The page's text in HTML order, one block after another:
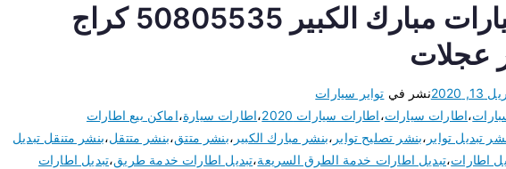
تبديل اطارات سيارات مبارك الكبير 50805535 كراج
عجلات
13, 2020 نشر في تواير سيارات
،اطارات سيارات،اطارات سيارات 2020 ،اطارات سيارة،اماكن بيع اطارات
تبديل تواير ،بنشر تصليح تواير ،بنشر مبارك الكبير ،بنشر متتق،بنشر متتقل،بنشر متنقل تبديل
اطارات،تبديل اطارات خدمة الطرق السريعة،تبديل اطارات خدمة طريق،تبديل اطارات